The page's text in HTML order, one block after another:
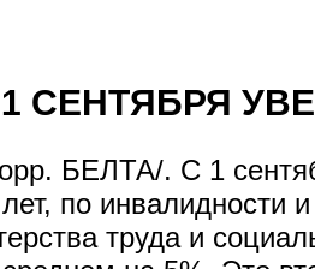
СЕНТЯБРЯ
БЕЛТА/. С 1
лет, по
труда и